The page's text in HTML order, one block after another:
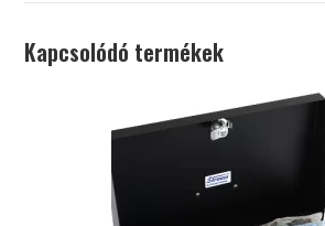
Kapcsolódó termékek